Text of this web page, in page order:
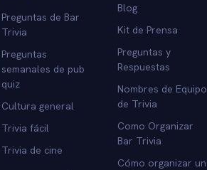
Preguntas de Bar
Trivia
Preguntas
semanales de pub
quiz
Cultura general
Trivia fácil
Trivia de cine
Blog
Kit de Prensa
Preguntas y
Respuestas
Nombres de Equipo
de Trivia
Como Organizar
Bar Trivia
Cómo organizar un